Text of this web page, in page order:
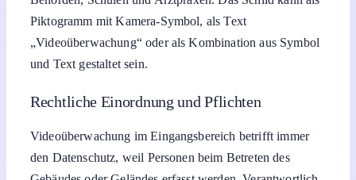
Piktogramm mit Kamera-Symbol, als Text
„Videoüberwachung“ oder als Kombination aus Symbol
und Text gestaltet sein.
den Datenschutz, weil Personen beim Betreten des
Gebäudes oder Geländes erfasst werden. Verantwortlich